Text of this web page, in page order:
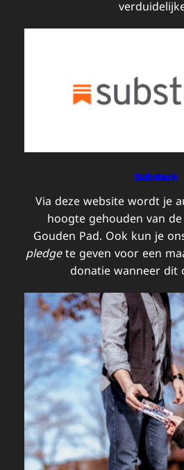
Substack
Via deze website wordt je
hoogte gehouden van
Gouden Pad. Ook kun je
pledgete geven voor een
donatie wanneer dit